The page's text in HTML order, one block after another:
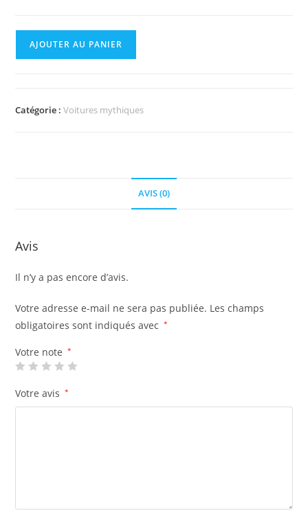
I
AJOUTER AU PANIER
Catégorie :Voitures mythiques
AVIS (0)
Avis
Il n’y a pas encore d’avis.
Votre adresse e-mail ne sera pas publiée. Les champs
obligatoires sont indiqués avec
*
Votre note *
Votre avis *